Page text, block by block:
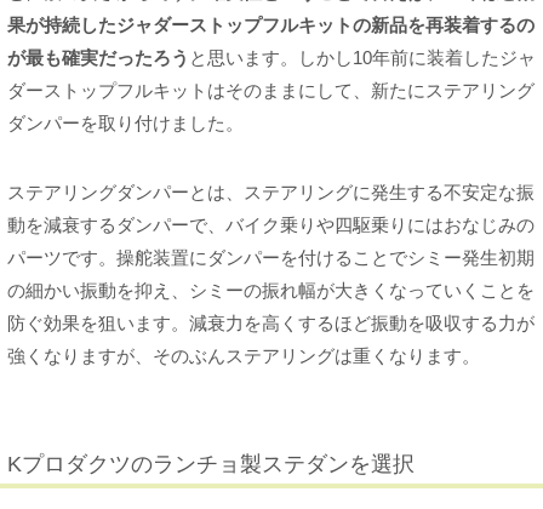
果が持続したジャダーストップフルキットの新品を再装着するの
が最も確実だったろう と思います。しかし10年前に装着したジャ
ダーストップフルキットはそのままにして、新たにステアリング
ダンパーを取り付けました。
ステアリングダンパーとは、ステアリングに発生する不安定な振
動を減衰するダンパーで、バイク乗りや四駆乗りにはおなじみの
パーツです。操舵装置にダンパーを付けることでシミー発生初期
の細かい振動を抑え、シミーの振れ幅が大きくなっていくことを
防ぐ効果を狙います。減衰力を高くするほど振動を吸収する力が
強くなりますが、そのぶんステアリングは重くなります。
Kプロダクツのランチョ製ステダンを選択